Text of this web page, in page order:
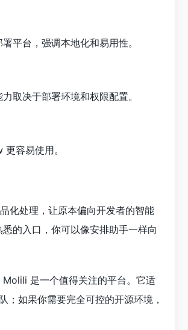
平台，强调本地化和易用性。
取决于部署环境和权限配置。
容易使用。
化处理，让原本偏向开发者的智能
的入口，你可以像安排助手一样向
Molili 是一个值得关注的平台。它适
如果你需要完全可控的开源环境，